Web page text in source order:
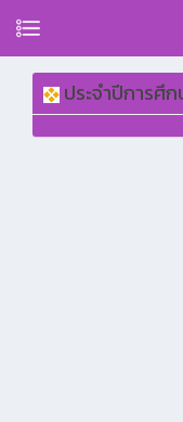
ประจำปีการศึ